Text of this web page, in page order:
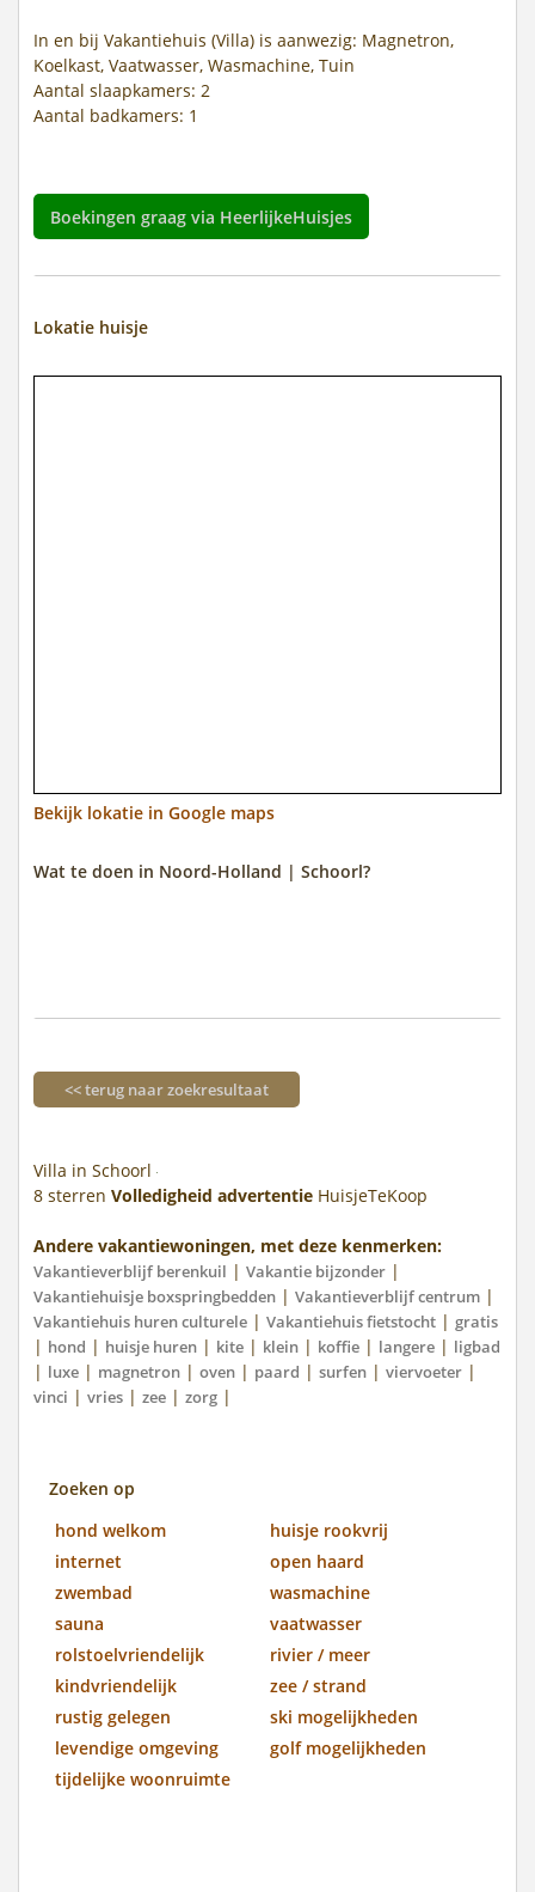
In en bij Vakantiehuis (Villa) is aanwezig: Magnetron,
Koelkast, Vaatwasser, Wasmachine, Tuin
Aantal slaapkamers: 2
Aantal badkamers: 1
Boekingen graag via HeerlijkeHuisjes
Lokatie huisje
Bekijk lokatie in Google maps
Wat te doen in Noord-Holland | Schoorl?
<< terug naar zoekresultaat
Villa in Schoorl
8 sterren Volledigheid advertentie HuisjeTeKoop
Andere vakantiewoningen, met deze kenmerken:
Vakantieverblijf berenkuil | Vakantie bijzonder |
Vakantiehuisje boxspringbedden | Vakantieverblijf centrum |
Vakantiehuis huren culturele | Vakantiehuis fietstocht | gratis
| hond | huisje huren | kite | klein | koffie | langere | ligbad
| luxe | magnetron | oven | paard | surfen | viervoeter |
vinci | vries | zee | zorg |
Zoeken op
hond welkom
huisje rookvrij
internet
open haard
zwembad
wasmachine
sauna
vaatwasser
rolstoelvriendelijk
rivier / meer
kindvriendelijk
zee / strand
rustig gelegen
ski mogelijkheden
levendige omgeving
golf mogelijkheden
tijdelijke woonruimte